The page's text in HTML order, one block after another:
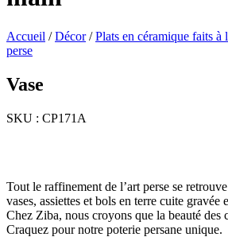
Accueil /Décor/Plats en céramique faits à
perse
Vase
SKU : CP171A
Tout le raffinement de l’art perse se
vases, assiettes et bols en terre cuite gravée
Chez Ziba, nous croyons que la beauté des
Craquez pour notre poterie persane unique.